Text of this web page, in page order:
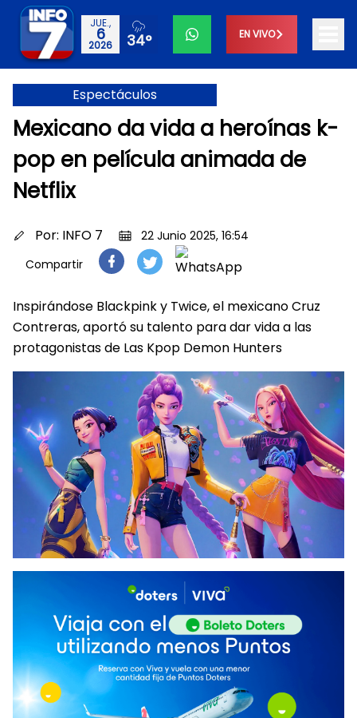
JUE.,
6
2026 34° EN VIVO
Espectáculos
Mexicano da vida a heroínas k-
pop en película animada de
Netflix
Por: INFO 7
22 Junio 2025, 16:54
Compartir
Inspirándose Blackpink y Twice, el mexicano Cruz
Contreras, aportó su talento para dar vida a las
protagonistas de Las Kpop Demon Hunters